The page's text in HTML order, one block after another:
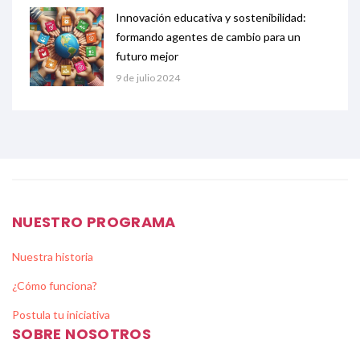
Innovación educativa y sostenibilidad:
formando agentes de cambio para un
futuro mejor
9 de julio 2024
NUESTRO PROGRAMA
Nuestra historia
¿Cómo funciona?
Postula tu iniciativa
SOBRE NOSOTROS